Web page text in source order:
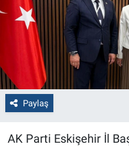
Paylaş
AK Parti Eskişehir İl
Gezi
Genel
Çevre
Yerel
Magazin